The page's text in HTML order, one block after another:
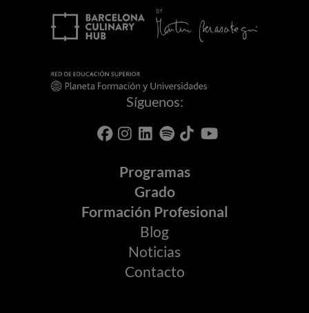
Síguenos:
Programas
Grado
Formación Profesional
Blog
Noticias
Contacto